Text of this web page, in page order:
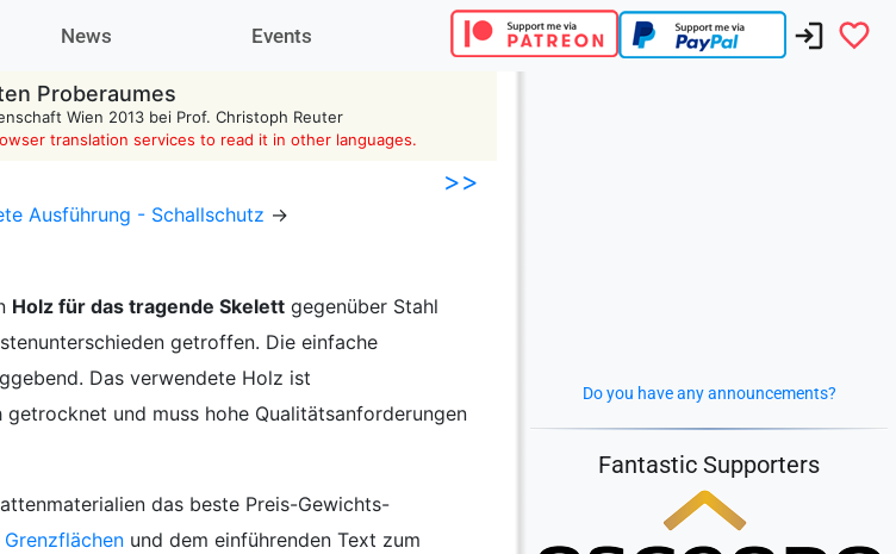
News Events
Proberaumes
Wien 2013 bei Prof. Christoph Reuter
translation services to read it in other languages.
>>
Ausführung - Schallschutz ->
Holz für das tragende Skelettgegenüber Stahl
getroffen. Die einfache
Das verwendete Holz ist
und muss hohe Qualitätsanforderungen
das beste Preis-Gewichts-
und dem einführenden Text zum
Do you have any announcements?
Fantastic Supporters